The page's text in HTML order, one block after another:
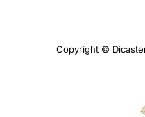
Copyright ©